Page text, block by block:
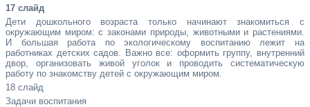
17 слайд
Дети дошкольного возраста только начинают знакомиться с
окружающим миром: с законами природы, животными и растениями.
И большая работа по экологическому воспитанию лежит на
работниках детских садов. Важно все: оформить группу, внутренний
двор, организовать живой уголок и проводить систематическую
работу по знакомству детей с окружающим миром
18 слайд
Задачи воспитания